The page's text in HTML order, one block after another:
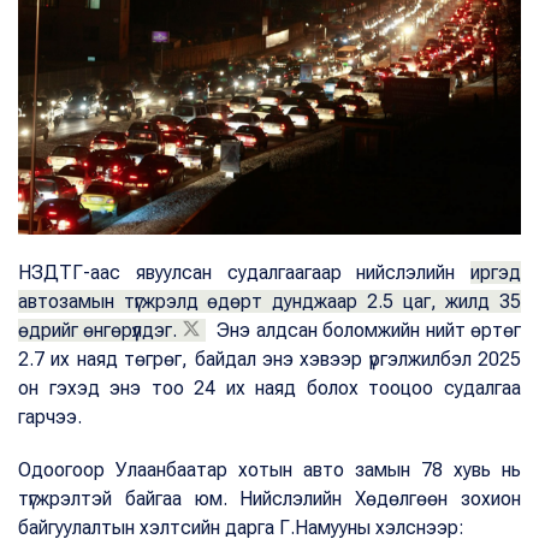
НЗДТГ-аас явуулсан судалгаагаар нийслэлийн иргэд
автозамын түгжрэлд өдөрт дунджаар 2.5 цаг, жилд 35
өдрийг өнгөрүүлдэг.
Энэ алдсан боломжийн нийт өртөг
2.7 их наяд төгрөг, байдал энэ хэвээр үргэлжилбэл 2025
он гэхэд энэ тоо 24 их наяд болох тооцоо судалгаа
гарчээ.
Одоогоор Улаанбаатар хотын авто замын 78 хувь нь
түгжрэлтэй байгаа юм. Нийслэлийн Хөдөлгөөн зохион
байгуулалтын хэлтсийн дарга Г.Намууны хэлснээр: